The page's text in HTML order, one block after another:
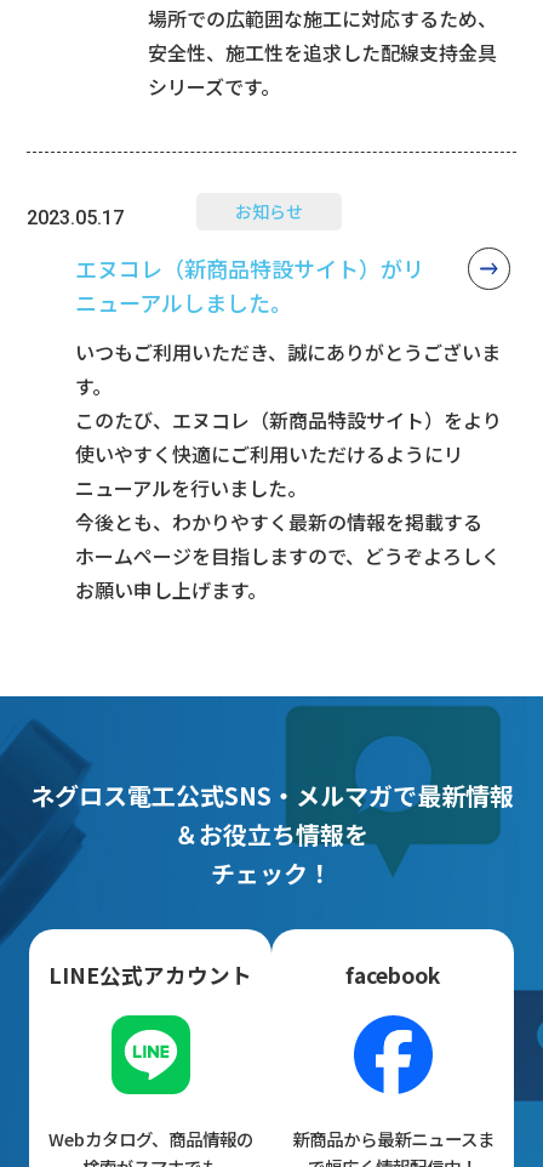
場所での広範囲な施工に対応するため、
安全性、施工性を追求した配線支持金具
シリーズです。
2023.05.17 お知らせ
エヌコレ（新商品特設サイト）がリ
ニューアルしました。
いつもご利用いただき、誠にありがとうございま
す。
このたび、エヌコレ（新商品特設サイト）をより
使いやすく快適にご利用いただけるようにリ
ニューアルを行いました。
今後とも、わかりやすく最新の情報を掲載する
ホームページを目指しますので、どうぞよろしく
お願い申し上げます。
ネグロス電工公式SNS・メルマガで最新情報
＆お役立ち情報を
チェック！
LINE公式アカウント
Webカタログ、商品情報の
facebook
新商品から最新ニュースま